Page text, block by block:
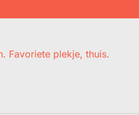
Favoriete plekje, thuis.